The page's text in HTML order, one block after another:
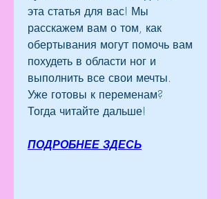
эта статья для вас! Мы
расскажем вам о том, как
обертывания могут помочь вам
похудеть в области ног и
выполнить все свои мечты.
Уже готовы к переменам?
Тогда читайте дальше!
ПОДРОБНЕЕ ЗДЕСЬ